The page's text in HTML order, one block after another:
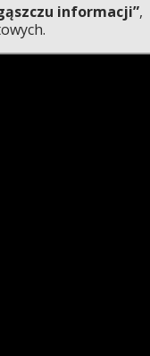
informacji”,